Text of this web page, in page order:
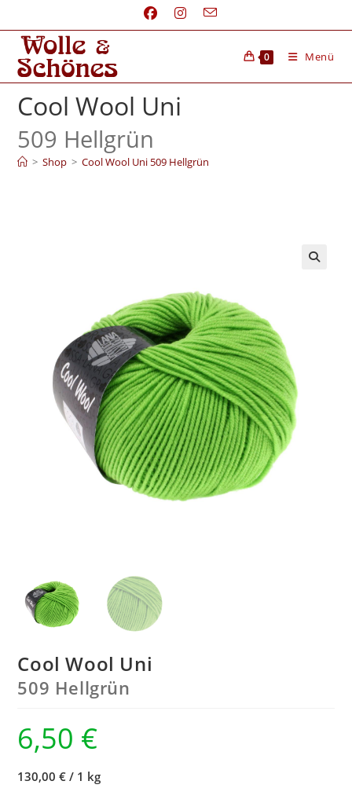
0 Menü
Cool Wool Uni
509 Hellgrün
> Shop > Cool Wool Uni 509 Hellgrün
Cool Wool Uni
509 Hellgrün
6,50 €
130,00 € / 1 kg